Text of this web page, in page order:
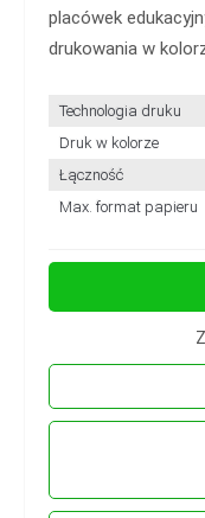
placówek
drukowania w
Technologia druku
Druk w kolorze
Łączność
Max. format papieru